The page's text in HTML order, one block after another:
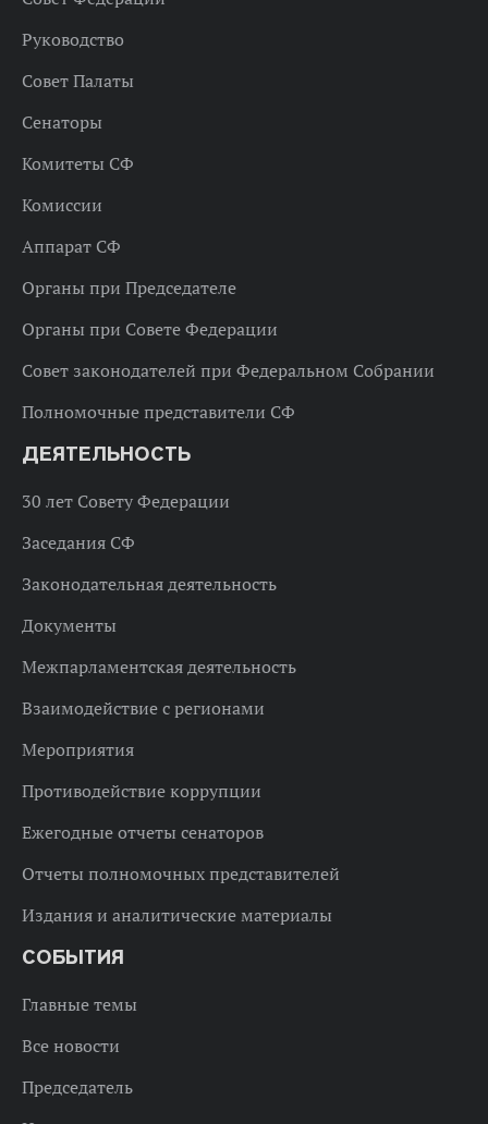
Руководство
Совет Палаты
Сенаторы
Комитеты СФ
Комиссии
Аппарат СФ
Органы при Председателе
Органы при Совете Федерации
Совет законодателей при Федеральном Собрании
Полномочные представители СФ
ДЕЯТЕЛЬНОСТЬ
30 лет Совету Федерации
Заседания СФ
Законодательная деятельность
Документы
Межпарламентская деятельность
Взаимодействие с регионами
Мероприятия
Противодействие коррупции
Ежегодные отчеты сенаторов
Отчеты полномочных представителей
Издания и аналитические материалы
СОБЫТИЯ
Главные темы
Все новости
Председатель